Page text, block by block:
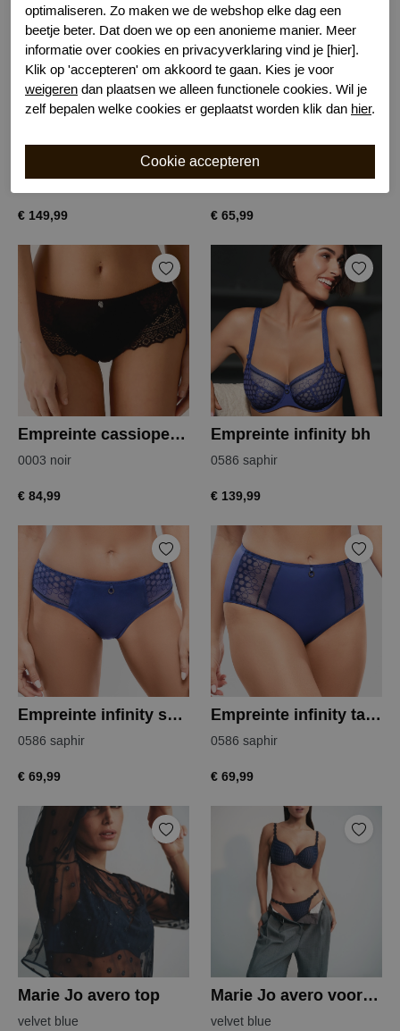
Empreinte cassiopee bh
Noir
€ 149,99
0003 noir
€ 65,99
Empreinte cassiopee tailleslip
0003 noir
€ 84,99
Empreinte infinity bh
0586 saphir
€ 139,99
Empreinte infinity shorty
0586 saphir
€ 69,99
Empreinte infinity tailleslip
0586 saphir
€ 69,99
Marie Jo avero top
velvet blue
Marie Jo avero voorgevormde bh
velvet blue
optimaliseren. Zo maken we de webshop elke dag een
beetje beter. Dat doen we op een anonieme manier. Meer
informatie over cookies en privacyverklaring vind je [hier].
Klik op 'accepteren' om akkoord te gaan. Kies je voor
weigeren dan plaatsen we alleen functionele cookies. Wil je
zelf bepalen welke cookies er geplaatst worden klik dan hier.